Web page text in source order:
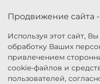
Продвижение сайта -
Используя этот сайт,
обработку Ваших
привлечением
cookie-файлов и
пользователей,